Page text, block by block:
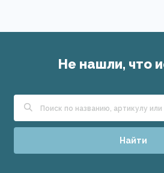
Не нашли, что
Найти